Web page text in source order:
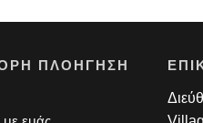
ΠΛΟΉΓΗΣΗ